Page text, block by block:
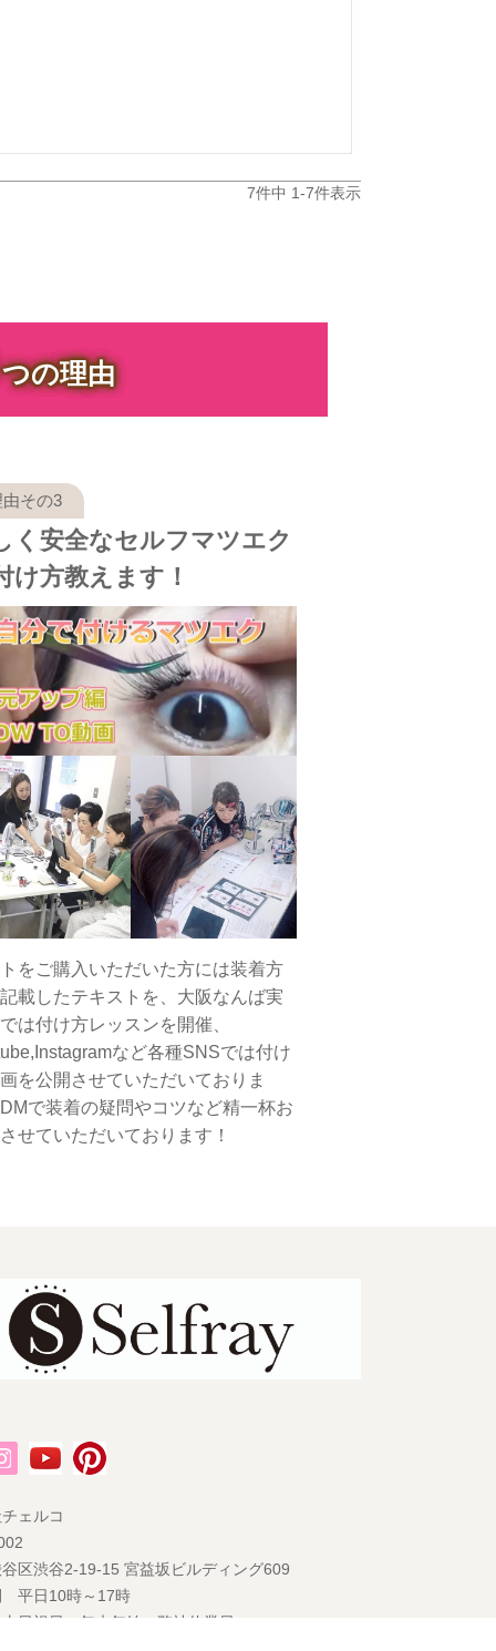
7件中 1-7件表示
つの理由
く安全なセルフマツエク
け方教えます！
をご購入いただいた方には装着方
載したテキストを、大阪なんば実
は付け方レッスンを開催、
など各種SNSでは付け
を公開させていただいておりま
で装着の疑問やコツなど精一杯お
せていただいております！
ェルコ
区渋谷2-19-15 宮益坂ビルディング609
平日10時～17時
日祝日・年末年始・弊社休業日